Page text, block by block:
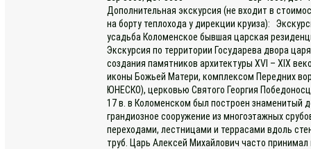
Дополнительная экскурсия (не входит в
на борту теплохода у дирекции круиза):
усадьба Коломенское бывшая царская
Экскурсия по территории Государева двора
создания памятников архитектуры ХVI – ХIX
иконы Божьей Матери, комплексом Передних
ЮНЕСКО), церковью Святого Георгия
17 в. в Коломенском был построен знаменитый
грандиозное сооружение из многоэтажных
переходами, лестницами и террасами вдоль
труб. Царь Алексей Михайлович часто